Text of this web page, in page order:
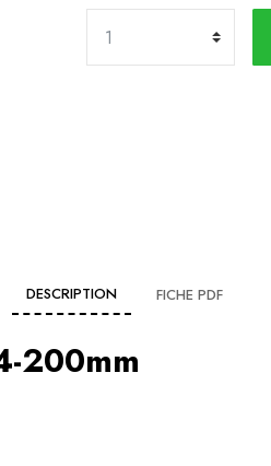
DESCRIPTION FICHE PDF
200mm